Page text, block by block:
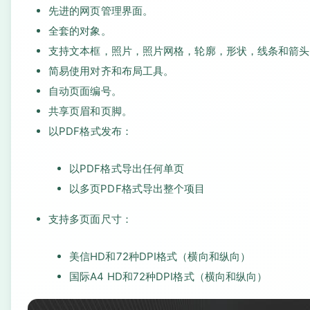
先进的网页管理界面。
全套的对象。
支持文本框，照片，照片网格，轮廓，形状，线条和箭
简易使用对齐和布局工具。
自动页面编号。
共享页眉和页脚。
以PDF格式发布：
以PDF格式导出任何单页
以多页PDF格式导出整个项目
支持多页面尺寸：
美信HD和72种DPI格式（横向和纵向）
国际A4 HD和72种DPI格式（横向和纵向）